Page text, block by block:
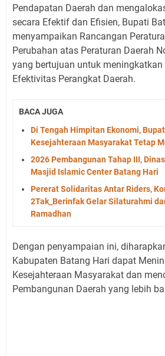
Pendapatan Daerah dan
secara Efektif dan Efisien, Bupati
menyampaikan Rancangan
Perubahan atas Peraturan Daerah
yang bertujuan untuk meningkatkan
Efektivitas Perangkat Daerah.
BACA JUGA
Di Tengah Himpitan Ekonomi,
Kesejahteraan Masyarakat Tetap
2026 Pembangunan Tahap III,
Masjid Islamic Center Batang Hari
Pererat Solidaritas Antar Riders,
2Tak_Berinfak Gelar Silaturahmi
Ramadhan
‎Dengan penyampaian ini,
Kabupaten Batang Hari dapat
Kesejahteraan Masyarakat dan
Pembangunan Daerah yang lebih